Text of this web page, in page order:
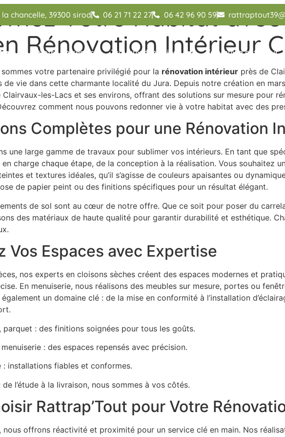
la chancelle, 39300 sirod 06 21 71 22 27 06 42 96 90 59
Notre entreprise Travaux d’intérieur Travaux d’extérieur
Votre Habitat avec
Rénovation Intérieur
sommes votre partenaire privilégié pour la rénovation intérieur près de
de vie dans cette charmante localité du Jura. Depuis notre création en
les-Lacs et ses environs, offrant des solutions sur mesure pour
comment nous pouvons redonner vie à votre habitat avec des
Complètes pour une Rénovation
une large gamme de travaux pour sublimer vos intérieurs. En tant que
en charge chaque étape, de la conception à la réalisation. Vous souhaitez
et textures idéales, qu’il s’agisse de couleurs apaisantes ou
de papier peint ou des finitions spécifiques pour un résultat élégant.
de sol sont au cœur de notre offre. Que ce soit pour poser du
des matériaux de haute qualité pour garantir durabilité et esthétique.
Vos Espaces avec Expertise
nos experts en cloisons sèches créent des espaces modernes et
En menuiserie, nous réalisons des meubles sur mesure, portes ou
également un domaine clé : de la mise en conformité à l’installation
parquet : des finitions soignées pour tous les goûts.
: des espaces repensés avec précision.
: installations fiables et conformes.
l’étude à la livraison, nous sommes à vos côtés.
Rattrap’Tout pour Votre
nous offrons réactivité et proximité pour un service clé en main. Nos